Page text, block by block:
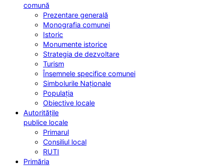
comună
Prezentare generală
Monografia comunei
Istoric
Monumente istorice
Strategia de dezvoltare
Turism
Însemnele specifice comunei
Simbolurile Naționale
Populația
Obiective locale
Autoritățile
publice locale
Primarul
Consiliul local
RUTI
Primăria